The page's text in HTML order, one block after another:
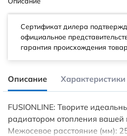
Сертификат дилера
официальное
гарантия происхождения
Описание Характеристики
FUSIONLINE: Творите
радиатором отопления вашей
Межосевое расстояние (мм):